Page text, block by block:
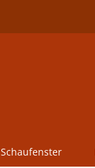
Schaufenster